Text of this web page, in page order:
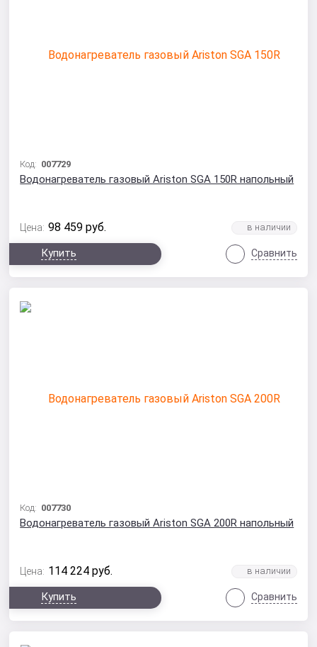
Код: 007729
Водонагреватель газовый Ariston SGA 150R напольный
Цена: 98 459 руб.
Купить Сравнить
Код: 007730
Водонагреватель газовый Ariston SGA 200R напольный
Цена: 114 224 руб.
Купить Сравнить